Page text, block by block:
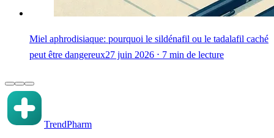
Miel aphrodisiaque: pourquoi le sildénafil ou le tadalafil caché
peut être dangereux27 juin 2026 ⋅ 7 min de lecture
TrendPharm